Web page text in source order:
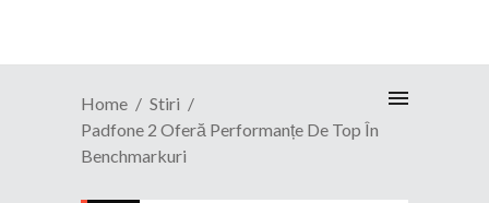
Home
Stiri
Padfone 2 Oferă Performanțe De Top În
Benchmarkuri